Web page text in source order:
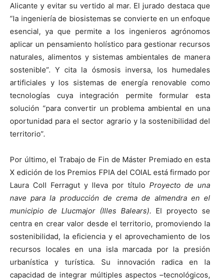
Alicante y evitar su vertido al mar. El jurado destaca que
“la ingeniería de biosistemas se convierte en un enfoque
esencial, ya que permite a los ingenieros agrónomos
aplicar un pensamiento holístico para gestionar recursos
naturales, alimentos y sistemas ambientales de manera
sostenible”. Y cita la ósmosis inversa, los humedales
artificiales y los sistemas de energía renovable como
tecnologías cuya integración permite formular esta
solución “para convertir un problema ambiental en una
oportunidad para el sector agrario y la sostenibilidad del
territorio”.
Por último, el Trabajo de Fin de Máster Premiado en esta
X edición de los Premios FPIA del COIAL está firmado por
Laura Coll Ferragut y lleva por título Proyecto de una
nave para la producción de crema de almendra en el
municipio de Llucmajor (Illes Balears). El proyecto se
centra en crear valor desde el territorio, promoviendo la
sostenibilidad, la eficiencia y el aprovechamiento de los
recursos locales en una isla marcada por la presión
urbanística y turística. Su innovación radica en la
capacidad de integrar múltiples aspectos –tecnológicos,